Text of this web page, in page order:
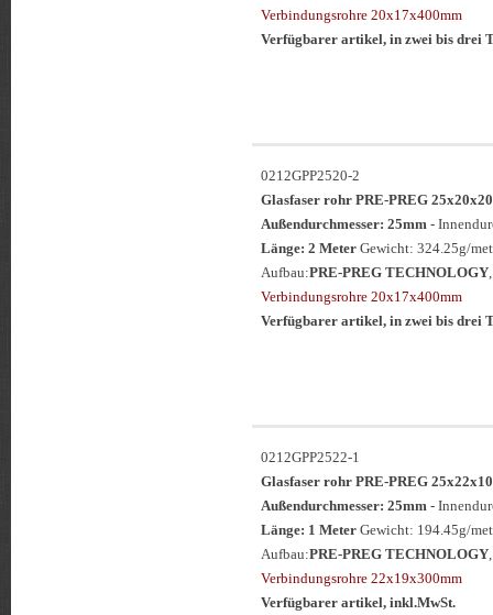
Verbindungsrohre 20x17x400mm
Verfügbarer artikel, in zwei bis drei
0212GPP2520-2
Glasfaser rohr PRE-PREG
Außendurchmesser: 25mm -
Länge: 2 Meter Gewicht: 324.25g/
Aufbau:PRE-PREG TECHNOLOGY
Verbindungsrohre 20x17x400mm
Verfügbarer artikel, in zwei bis drei
0212GPP2522-1
Glasfaser rohr PRE-PREG
Außendurchmesser: 25mm -
Länge: 1 Meter Gewicht: 194.45g/
Aufbau:PRE-PREG TECHNOLOGY
Verbindungsrohre 22x19x300mm
Verfügbarer artikel, inkl.MwSt.